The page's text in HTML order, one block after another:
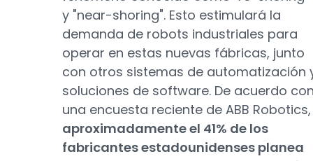
y "near-shoring". Esto estimulará la
demanda de robots industriales para
operar en estas nuevas fábricas, junto
con otros sistemas de automatización
soluciones de software. De acuerdo
una encuesta reciente de ABB Robotics,
aproximadamente el 41% de los
fabricantes estadounidenses planea